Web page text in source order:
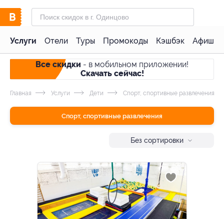
Услуги Отели Туры Промокоды Кэшбэк Афиша
Все скидки - в мобильном приложении!
Скачать сейчас!
Главная Услуги Дети Спорт, спортивные развлечения
Спорт, спортивные развлечения
Без сортировки